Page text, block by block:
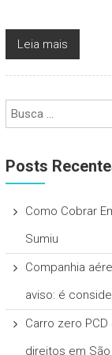
Leia mais
Posts
Como Cobrar
Sumiu
Companhia
aviso: é
Carro zero
direitos em São